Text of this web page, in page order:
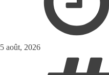
5 août, 2026